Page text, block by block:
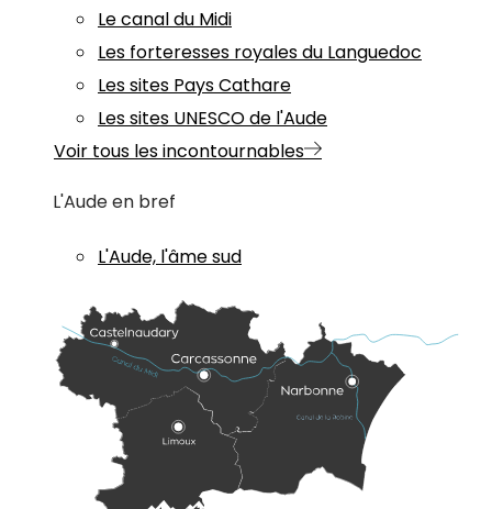
Le canal du Midi
Les forteresses royales du Languedoc
Les sites Pays Cathare
Les sites UNESCO de l'Aude
Voir tous les incontournables
L'Aude en bref
L'Aude, l'âme sud